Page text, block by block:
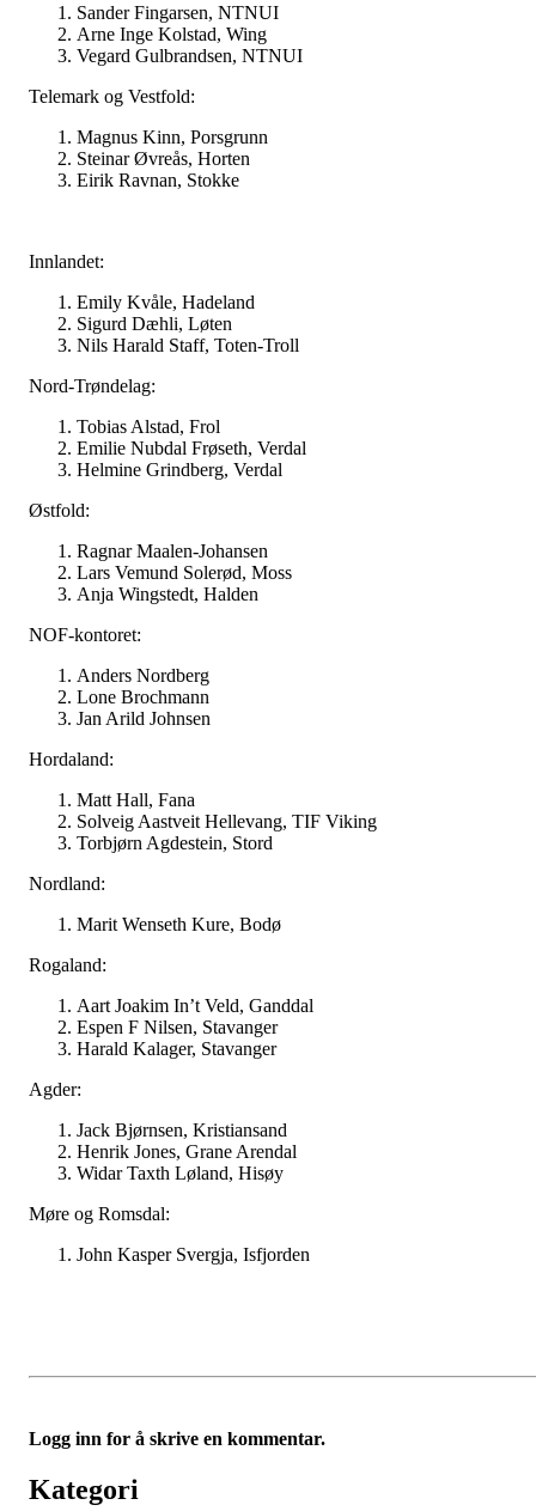
Sander Fingarsen, NTNUI
Arne Inge Kolstad, Wing
Vegard Gulbrandsen, NTNUI
Telemark og Vestfold:
Magnus Kinn, Porsgrunn
Steinar Øvreås, Horten
Eirik Ravnan, Stokke
Innlandet:
Emily Kvåle, Hadeland
Sigurd Dæhli, Løten
Nils Harald Staff, Toten-Troll
Nord-Trøndelag:
Tobias Alstad, Frol
Emilie Nubdal Frøseth, Verdal
Helmine Grindberg, Verdal
Østfold:
Ragnar Maalen-Johansen
Lars Vemund Solerød, Moss
Anja Wingstedt, Halden
NOF-kontoret:
Anders Nordberg
Lone Brochmann
Jan Arild Johnsen
Hordaland:
Matt Hall, Fana
Solveig Aastveit Hellevang, TIF Viking
Torbjørn Agdestein, Stord
Nordland:
Marit Wenseth Kure, Bodø
Rogaland:
Aart Joakim In’t Veld, Ganddal
Espen F Nilsen, Stavanger
Harald Kalager, Stavanger
Agder:
Jack Bjørnsen, Kristiansand
Henrik Jones, Grane Arendal
Widar Taxth Løland, Hisøy
Møre og Romsdal:
John Kasper Svergja, Isfjorden
Logg inn for å skrive en kommentar.
Kategori